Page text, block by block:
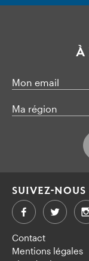
À
Mon email
Ma région
Contact
Mentions légales
SUIVEZ-NOUS
Facebook